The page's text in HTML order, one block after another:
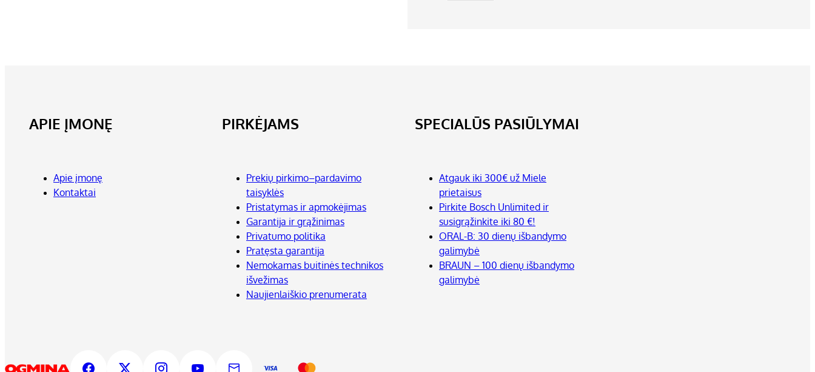
APIE ĮMONĘ
Apie įmonę
Kontaktai
PIRKĖJAMS
Prekių pirkimo–pardavimo
taisyklės
Pristatymas ir apmokėjimas
Garantija ir grąžinimas
Privatumo politika
Pratęsta garantija
Nemokamas buitinės technikos
išvežimas
Naujienlaiškio prenumerata
SPECIALŪS PASIŪLYMAI
Atgauk iki 300€ už Miele
prietaisus
Pirkite Bosch Unlimited ir
susigrąžinkite iki 80 €!
ORAL-B: 30 dienų išbandymo
galimybė
BRAUN – 100 dienų išbandymo
galimybė